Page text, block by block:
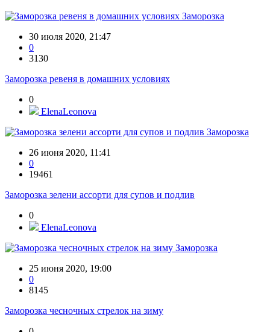
Заморозка
30 июля 2020, 21:47
0
3130
Заморозка ревеня в домашних условиях
0
ElenaLeonova
Заморозка
26 июня 2020, 11:41
0
19461
Заморозка зелени ассорти для супов и подлив
0
ElenaLeonova
Заморозка
25 июня 2020, 19:00
0
8145
Заморозка чесночных стрелок на зиму